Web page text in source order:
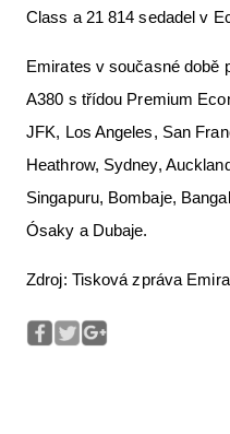
Class a 21 814 sedadel v
Emirates v současné době
A380 s třídou Premium
JFK, Los Angeles, San
Heathrow, Sydney,
Singapuru, Bombaje,
Ósaky a Dubaje.
Zdroj: Tisková zpráva